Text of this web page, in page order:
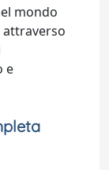
mondo
e